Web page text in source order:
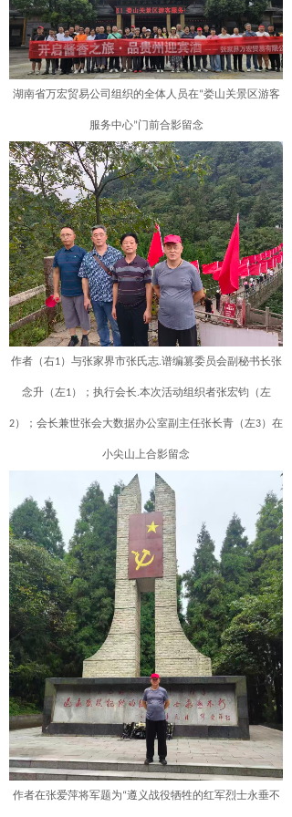
湖南省万宏贸易公司组织的全体人员在“娄山关景区游客
服务中心”门前合影留念
作者（右1）与张家界市张氏志.谱编篡委员会副秘书长张
念升（左1）；执行会长.本次活动组织者张宏钧（左
2）；会长兼世张会大数据办公室副主任张长青（左3）在
小尖山上合影留念
作者在张爱萍将军题为“遵义战役牺牲的红军烈士永垂不